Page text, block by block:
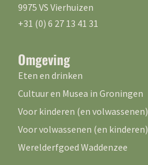
9975 VS Vierhuizen
+31 (0) 6 27 13 41 31
Omgeving
Eten en drinken
Cultuur en Musea in Groningen
Voor kinderen (en volwassenen)
Voor volwassenen (en kinderen)
Werelderfgoed Waddenzee